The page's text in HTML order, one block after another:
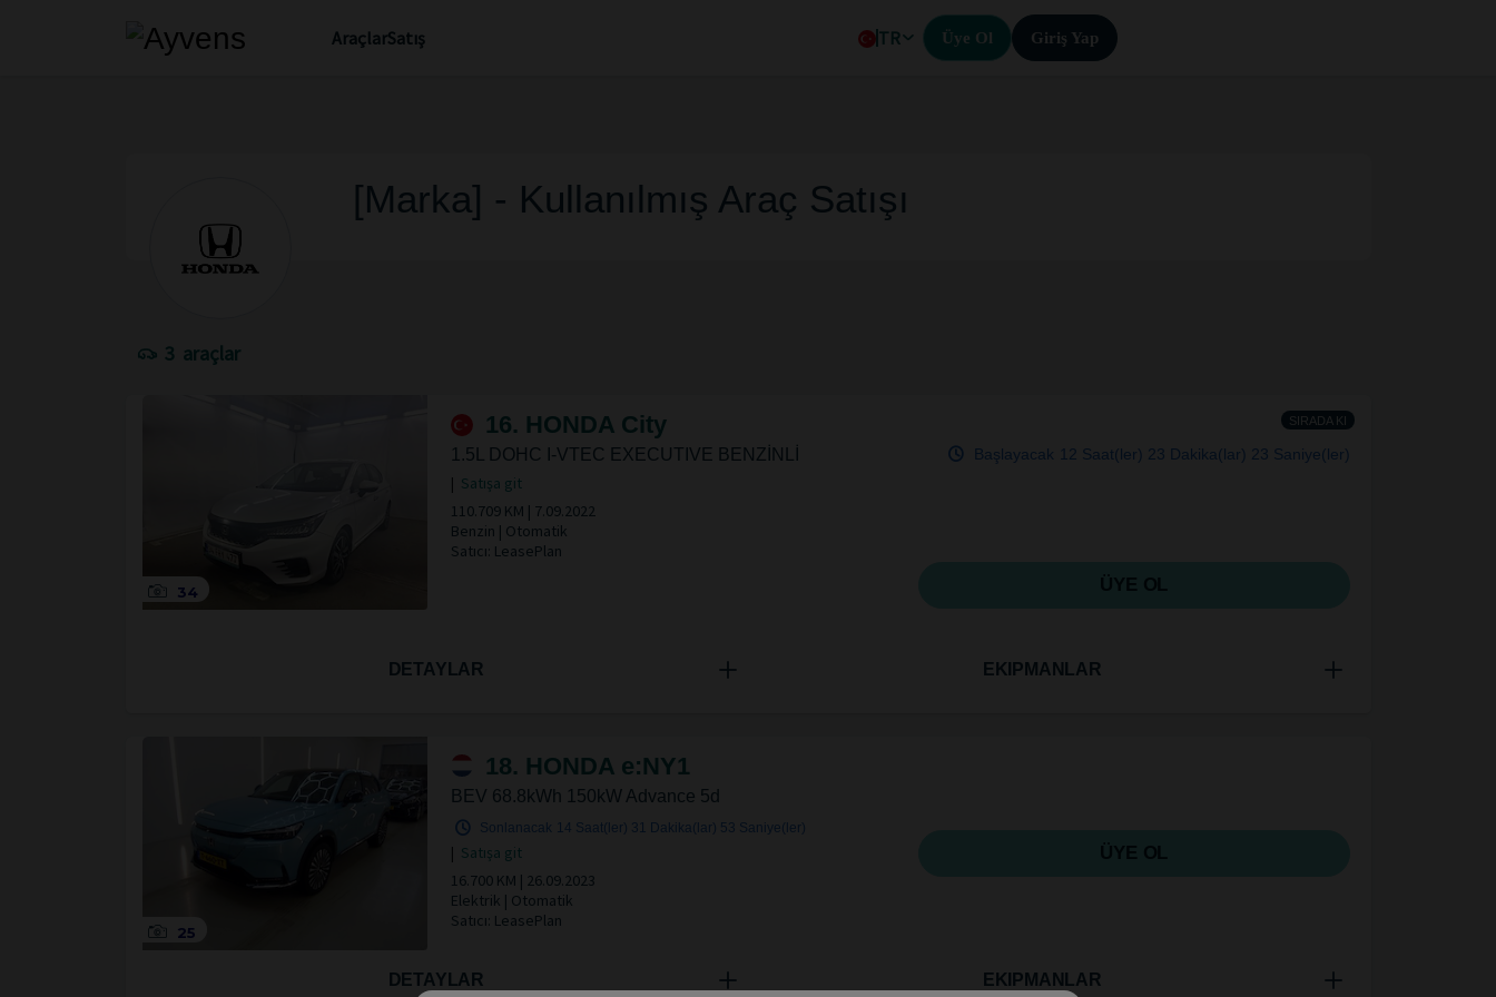
AraçlarSatış TR Üye Ol Giriş Yap
[Marka] - Kullanılmış Araç Satışı
3 araçlar
34
16. HONDA City
1.5L DOHC I-VTEC EXECUTIVE BENZİNLİ
| Satışa git
110.709 KM | 7.09.2022
Benzin | Otomatik
Satıcı: LeasePlan
SIRADA KI
Başlayacak 12 Saat(ler) 23 Dakika(lar) 22 Saniye(ler)
DETAYLAR EKIPMANLAR
25
18. HONDA e:NY1
BEV 68.8kWh 150kW Advance 5d
Sonlanacak 14 Saat(ler) 31 Dakika(lar) 52 Saniye(ler)
| Satışa git
16.700 KM | 26.09.2023
Elektrik | Otomatik
Satıcı: LeasePlan
DETAYLAR EKIPMANLAR